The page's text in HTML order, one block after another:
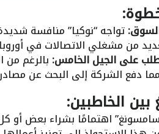
تواجه “نوكيا” منافسة
من مشغلي الاتصالات في
على الجيل الخامس: بالرغم من
دفع الشركة إلى البحث عن
الخاطبين:
اهتمامًا بشراء بعض أو